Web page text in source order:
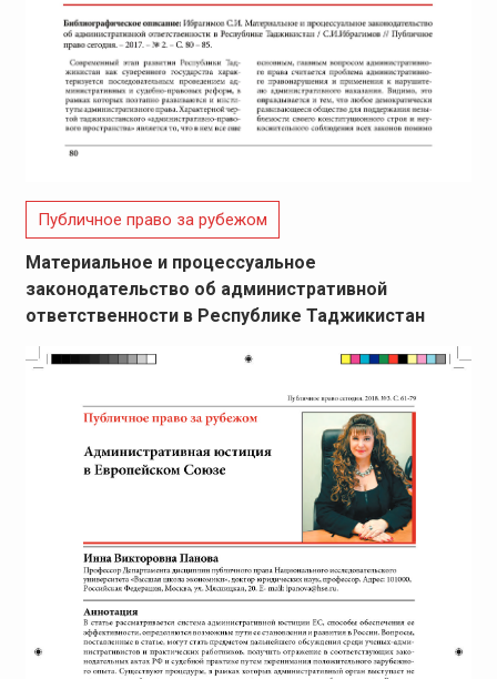
Публичное право за рубежом
Материальное и процессуальное
законодательство об административной
ответственности в Республике Таджикистан